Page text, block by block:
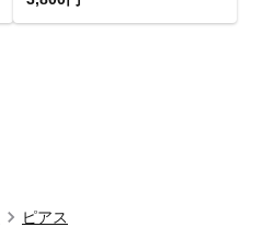
ピアス